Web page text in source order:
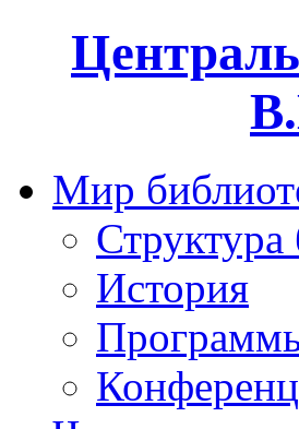
Мир
Структура
История